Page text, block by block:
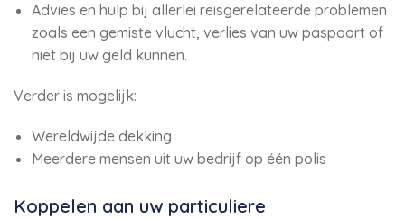
Advies en hulp bij allerlei reisgerelateerde problemen
zoals een gemiste vlucht, verlies van uw paspoort of
niet bij uw geld kunnen.
Verder is mogelijk:
Wereldwijde dekking
Meerdere mensen uit uw bedrijf op één polis
Koppelen aan uw particuliere